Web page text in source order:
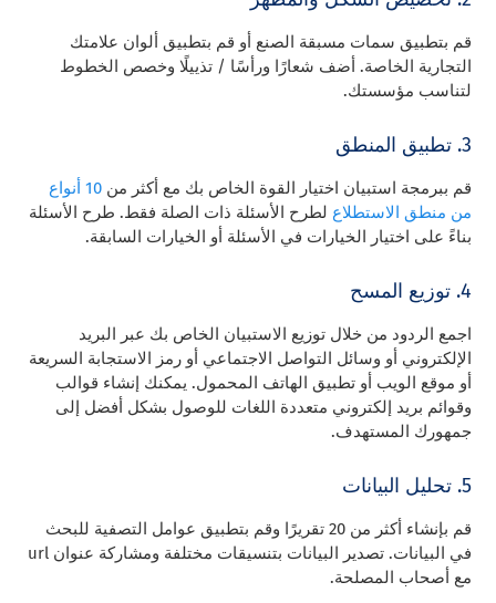
قم بتطبيق سمات مسبقة الصنع أو قم بتطبيق ألوان علامتك
التجارية الخاصة. أضف شعارًا ورأسًا / تذييلًا وخصص الخطوط
لتناسب مؤسستك.
3. تطبيق المنطق
قم ببرمجة استبيان اختيار القوة الخاص بك مع أكثر من
10 أنواع
من منطق الاستطلاع لطرح الأسئلة ذات الصلة فقط. طرح الأسئلة
بناءً على اختيار الخيارات في الأسئلة أو الخيارات السابقة.
4. توزيع المسح
اجمع الردود من خلال توزيع الاستبيان الخاص بك عبر البريد
الإلكتروني أو وسائل التواصل الاجتماعي أو رمز الاستجابة السريعة
أو موقع الويب أو تطبيق الهاتف المحمول. يمكنك إنشاء قوالب
وقوائم بريد إلكتروني متعددة اللغات للوصول بشكل أفضل إلى
جمهورك المستهدف.
5. تحليل البيانات
قم بإنشاء أكثر من 20 تقريرًا وقم بتطبيق عوامل التصفية للبحث
في البيانات. تصدير البيانات بتنسيقات مختلفة ومشاركة عنوان url
مع أصحاب المصلحة.